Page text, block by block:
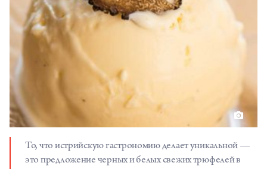
То, что истрийскую гастрономиюделает уникальной —
это предложение черных и белых свежих трюфелей в